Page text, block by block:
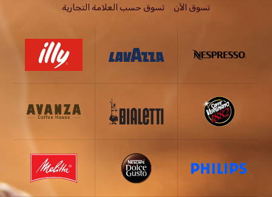
تسوق الاَن تسوق حسب العلامة التجارية